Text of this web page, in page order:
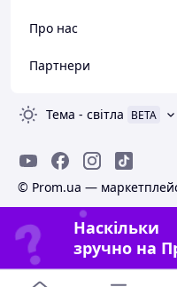
Про нас
Партнери
Тема - світла BETA
© Prom.ua —
Наскільки
зручно на